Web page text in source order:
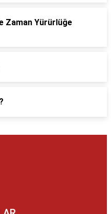
Zaman Yürürlüğe